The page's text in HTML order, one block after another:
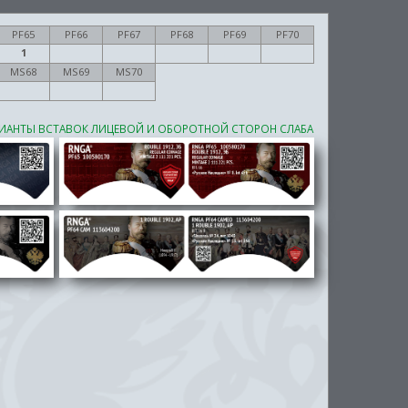
PF65 PF66 PF67 PF68 PF69
PF70
1
MS68 MS69
MS70
ВСТАВОК ЛИЦЕВОЙ И ОБОРОТНОЙ СТОРОН СЛАБА